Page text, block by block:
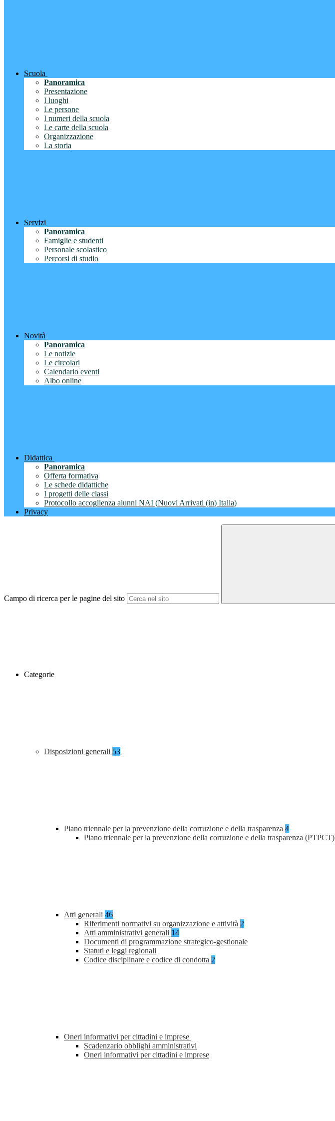
Scuola
Panoramica
Presentazione
I luoghi
Le persone
I numeri della scuola
Le carte della scuola
Organizzazione
La storia
Servizi
Panoramica
Famiglie e studenti
Personale scolastico
Percorsi di studio
Novità
Panoramica
Le notizie
Le circolari
Calendario eventi
Albo online
Didattica
Panoramica
Offerta formativa
Le schede didattiche
I progetti delle classi
Protocollo accoglienza alunni NAI (Nuovi Arrivati (in) Italia)
Privacy
Campo di ricerca per le pagine del sito
Categorie
Disposizioni generali 53
Piano triennale per la prevenzione della corruzione e della trasparenza 4
Piano triennale per la prevenzione della corruzione e della trasparenza (PTPCT)
Atti generali 46
Riferimenti normativi su organizzazione e attività 2
Atti amministrativi generali 14
Documenti di programmazione strategico-gestionale
Statuti e leggi regionali
Codice disciplinare e codice di condotta 2
Oneri informativi per cittadini e imprese
Scadenzario obblighi amministrativi
Oneri informativi per cittadini e imprese